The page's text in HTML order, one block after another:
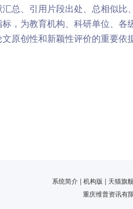
总、引用片段出处、总相似比
，为教育机构、科研单位、各
原创性和新颖性评价的重要依
系统简介 | 机构版 | 天猫旗
重庆维普资讯有